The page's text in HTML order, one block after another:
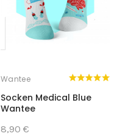
Wantee
Socken Medical Blue
Wantee
8,90 €